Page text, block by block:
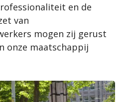
en de
van
mogen zij gerust
onze maatschappij